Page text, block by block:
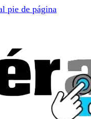
pie de página